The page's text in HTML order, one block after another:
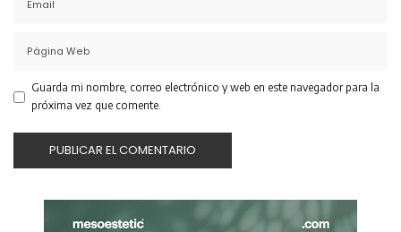
Guarda mi nombre, correo electrónico y web en este navegador para la
próxima vez que comente.